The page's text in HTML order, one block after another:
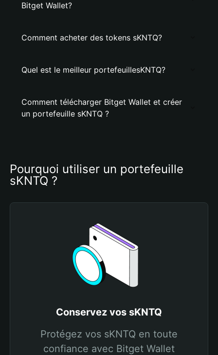
Bitget Wallet?
Comment acheter des tokens sKNTQ?
Quel est le meilleur portefeuillesKNTQ?
Comment télécharger Bitget Wallet et créer
un portefeuille sKNTQ ?
Pourquoi utiliser un portefeuille
sKNTQ ?
Conservez vos sKNTQ
Protégez vos sKNTQ en toute
confiance avec Bitget Wallet